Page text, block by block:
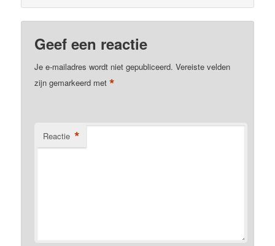
Geef een reactie
Je e-mailadres wordt niet gepubliceerd. Vereiste velden
zijn gemarkeerd met*
Reactie *